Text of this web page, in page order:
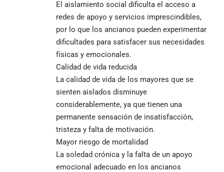
El aislamiento social dificulta el acceso a
redes de apoyo y servicios imprescindibles,
por lo que los ancianos pueden experimentar
dificultades para satisfacer sus necesidades
físicas y emocionales.
Calidad de vida reducida
La calidad de vida de los mayores que se
sienten aislados disminuye
considerablemente, ya que tienen una
permanente sensación de insatisfacción,
tristeza y falta de motivación.
Mayor riesgo de mortalidad
La soledad crónica y la falta de un apoyo
emocional adecuado en los ancianos